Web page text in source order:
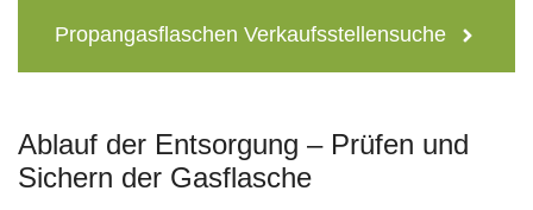
Propangasflaschen Verkaufsstellensuche
Ablauf der Entsorgung – Prüfen und
Sichern der Gasflasche